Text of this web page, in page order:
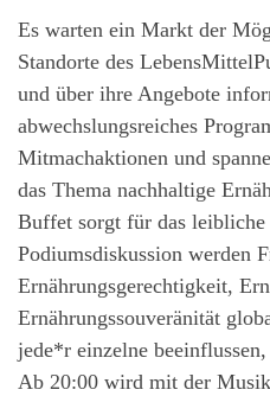
Es warten ein Markt der
Standorte des
und über ihre Angebote
abwechslungsreiches
Mitmachaktionen und
das Thema nachhaltige
Buffet sorgt für das
Podiumsdiskussion werden
Ernährungsgerechtigkeit,
Ernährungssouveränität
jede*r einzelne
Ab 20:00 wird mit der